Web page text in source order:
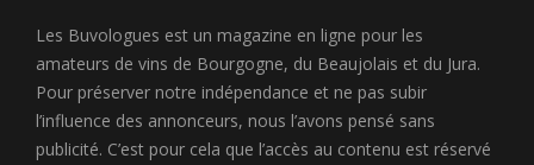
Les Buvologues est un magazine en ligne pour les
amateurs de vins de Bourgogne, du Beaujolais et du Jura.
Pour préserver notre indépendance et ne pas subir
l’influence des annonceurs, nous l’avons pensé sans
publicité. C’est pour cela que l’accès au contenu est réservé